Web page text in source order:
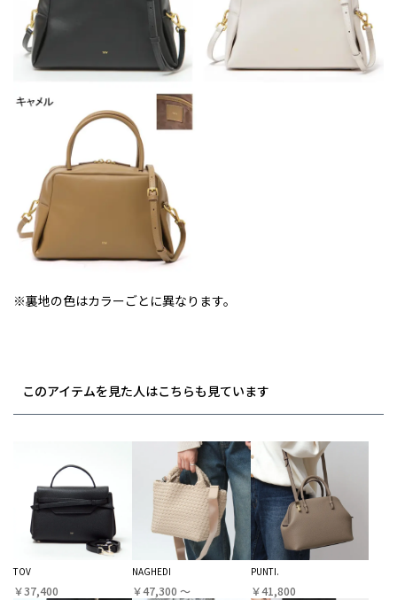
※裏地の色はカラーごとに異なります。
このアイテムを見た人はこちらも見ています
TOV
￥37,400
NAGHEDI
￥47,300 〜
PUNTI.
￥41,800